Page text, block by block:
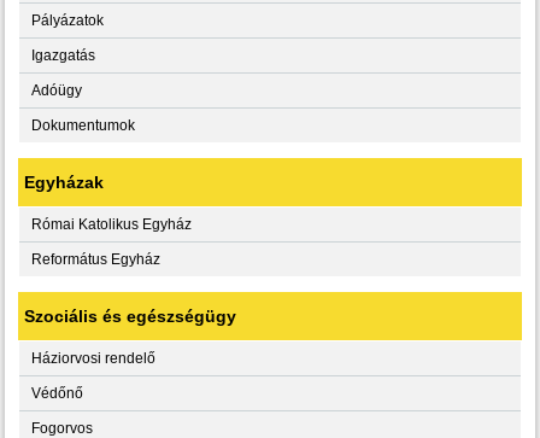
Pályázatok
Igazgatás
Adóügy
Dokumentumok
Egyházak
Római Katolikus Egyház
Református Egyház
Szociális és egészségügy
Háziorvosi rendelő
Védőnő
Fogorvos